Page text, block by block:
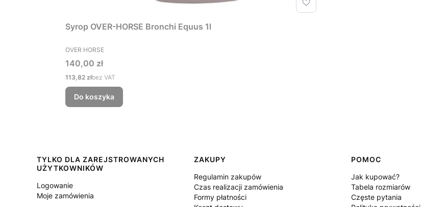
Syrop OVER-HORSE Bronchi Equus 1l
PRODUCENT
OVER HORSE
Cena
140,00 zł
Cena
113,82 złbez VAT
Do koszyka
Linki w stopce
TYLKO DLA ZAREJSTROWANYCH
UŻYTKOWNIKÓW
Logowanie
Moje zamówienia
ZAKUPY
Regulamin zakupów
Czas realizacji zamówienia
Formy płatności
POMOC
Jak kupować?
Tabela rozmiarów
Częste pytania